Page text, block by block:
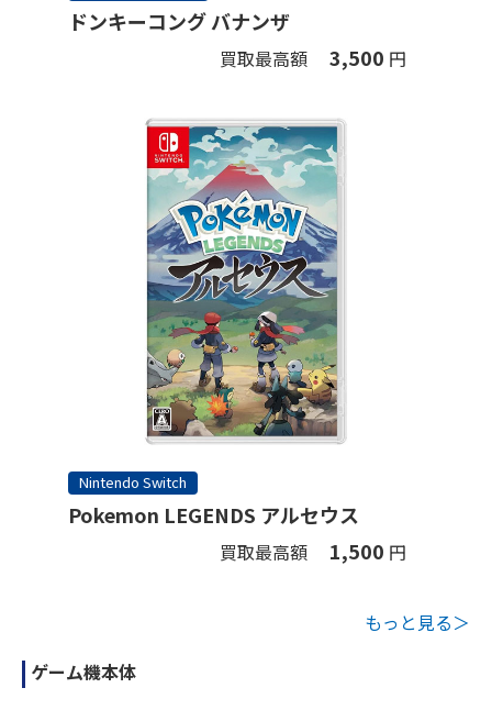
ドンキーコング バナンザ
買取最高額 3,500 円
Nintendo Switch
Pokemon LEGENDS アルセウス
買取最高額 1,500 円
もっと見る＞
ゲーム機本体